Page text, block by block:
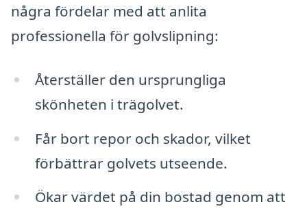
några fördelar med att anlita
professionella för golvslipning:
Återställer den ursprungliga
skönheten i trägolvet.
Får bort repor och skador, vilket
förbättrar golvets utseende.
Ökar värdet på din bostad genom att